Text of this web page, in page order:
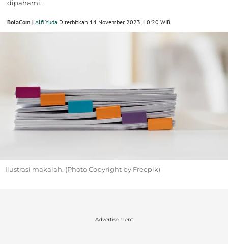
dipahami.
BolaCom | Alfi Yuda Diterbitkan 14 November 2023, 10:20 WIB
Ilustrasi makalah. (Photo Copyright by Freepik)
Advertisement